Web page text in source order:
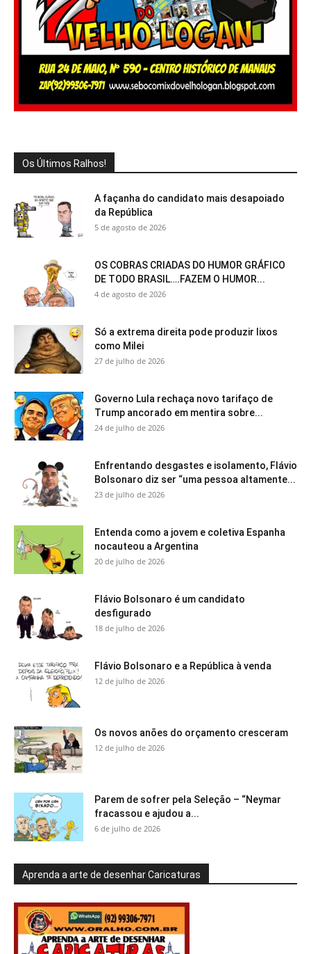
Os Últimos Ralhos!
A façanha do candidato mais desapoiado
da República
5 de agosto de 2026
OS COBRAS CRIADAS DO HUMOR GRÁFICO
DE TODO BRASIL….FAZEM O HUMOR...
4 de agosto de 2026
Só a extrema direita pode produzir lixos
como Milei
27 de julho de 2026
Governo Lula rechaça novo tarifaço de
Trump ancorado em mentira sobre...
24 de julho de 2026
Enfrentando desgastes e isolamento, Flávio
Bolsonaro diz ser “uma pessoa altamente...
23 de julho de 2026
Entenda como a jovem e coletiva Espanha
nocauteou a Argentina
20 de julho de 2026
Flávio Bolsonaro é um candidato
desfigurado
18 de julho de 2026
Flávio Bolsonaro e a República à venda
12 de julho de 2026
Os novos anões do orçamento cresceram
12 de julho de 2026
Parem de sofrer pela Seleção – “Neymar
fracassou e ajudou a...
6 de julho de 2026
Aprenda a arte de desenhar Caricaturas